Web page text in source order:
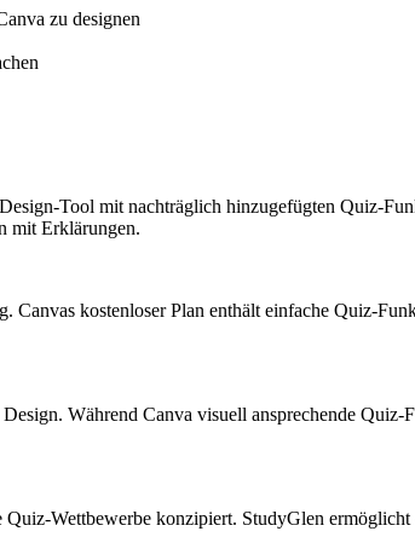
zu designen
Tool mit nachträglich hinzugefügten Quiz-
mit Erklärungen.
kostenloser Plan enthält einfache Quiz-
Während Canva visuell ansprechende
Wettbewerbe konzipiert. StudyGlen